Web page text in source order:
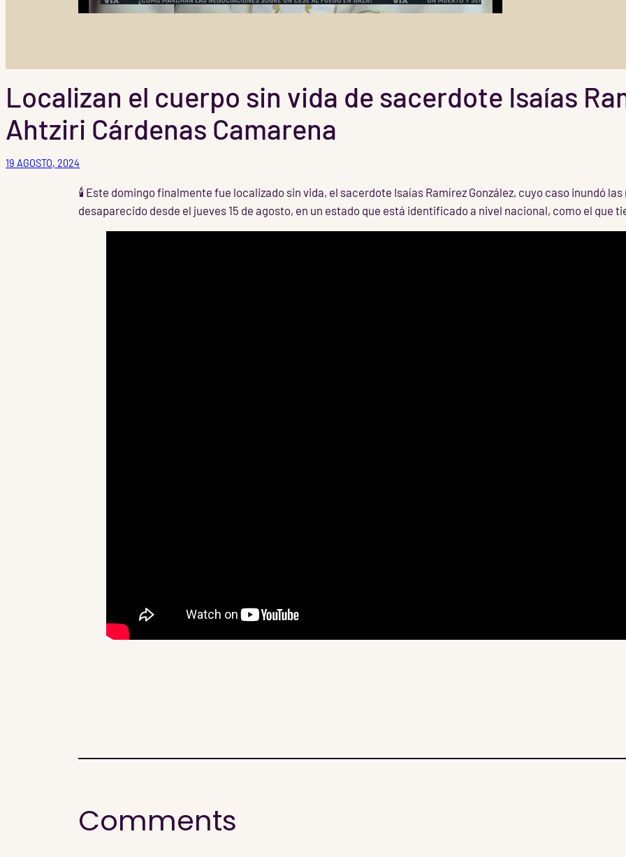
Localizan el cuerpo sin vida de sacerdote Isaías
Ahtziri Cárdenas Camarena
19 AGOSTO, 2024
🕯 Este domingo finalmente fue localizado sin vida, el sacerdote Isaías Ramírez González, cuyo caso inundó
desaparecido desde el jueves 15 de agosto, en un estado que está identificado a nivel nacional, como el que
Comments